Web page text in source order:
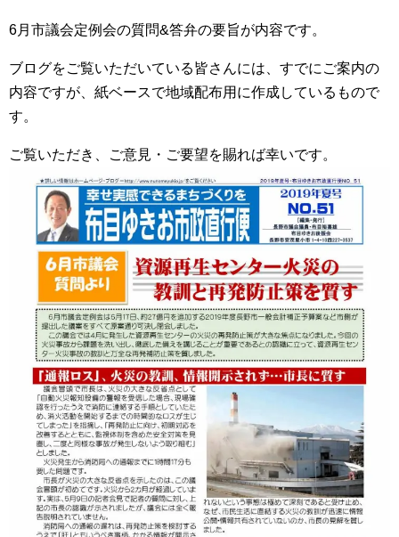
6月市議会定例会の質問&答弁の要旨が内容です。
ブログをご覧いただいている皆さんには、すでにご案内の
内容ですが、紙ベースで地域配布用に作成しているもので
す。
ご覧いただき、ご意見・ご要望を賜れば幸いです。